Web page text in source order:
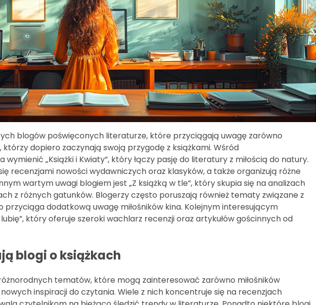
blogów poświęconych literaturze, które przyciągają uwagę zarówno
dopiero zaczynają swoją przygodę z książkami. Wśród
„Książki i Kwiaty”, który łączy pasję do literatury z miłością do natury.
recenzjami nowości wydawniczych oraz klasyków, a także organizują różne
wartym uwagi blogiem jest „Z książką w tle”, który skupia się na analizach
z różnych gatunków. Blogerzy często poruszają również tematy związane z
dodatkową uwagę miłośników kina. Kolejnym interesującym
który oferuje szeroki wachlarz recenzji oraz artykułów gościnnych od
blogi o książkach
tematów, które mogą zainteresować zarówno miłośników
inspiracji do czytania. Wiele z nich koncentruje się na recenzjach